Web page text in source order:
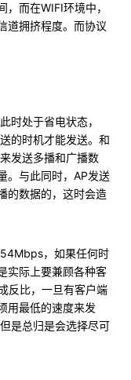
而在WIFI环境中，
道拥挤程度。而协议
时处于省电状态，
的时机才能发送。和
发送多播和广播数
。与此同时，AP发送
的数据的，这时会造
，如果任何时
实际上要兼顾各种客
反比，一旦有客户端
用最低的速度来发
是总归是会选择尽可